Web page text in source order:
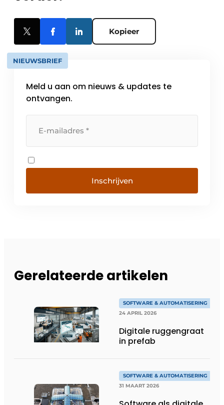
Kopieer
NIEUWSBRIEF
Meld u aan om nieuws & updates te
ontvangen.
Inschrijven
Gerelateerde artikelen
SOFTWARE & AUTOMATISERING
24 APRIL 2026
Digitale ruggengraat
in prefab
SOFTWARE & AUTOMATISERING
31 MAART 2026